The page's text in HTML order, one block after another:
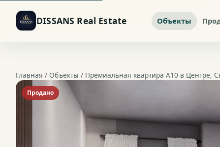
DISSANS Real Estate Объекты
Главная / Объекты / Премиальная квартира A10 в Центре,
Продано